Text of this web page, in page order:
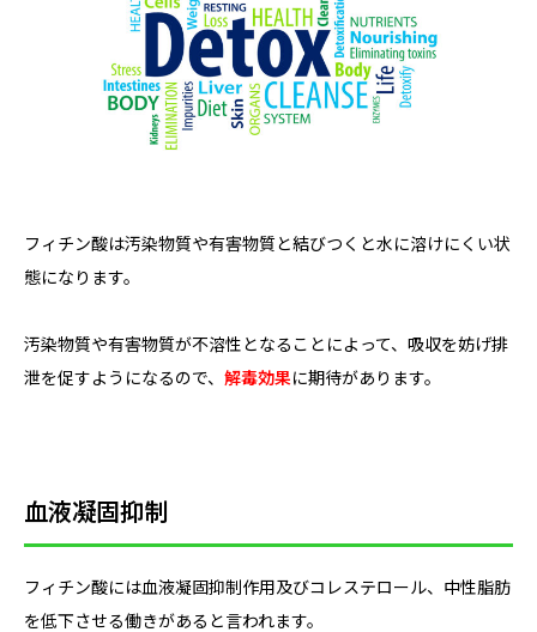
フィチン酸は汚染物質や有害物質と結びつくと水に溶けにくい状
態になります。
汚染物質や有害物質が不溶性となることによって、吸収を妨げ排
泄を促すようになるので、 解毒効果に期待があります。
血液凝固抑制
フィチン酸には血液凝固抑制作用及びコレステロール、中性脂肪
を低下させる働きがあると言われます。